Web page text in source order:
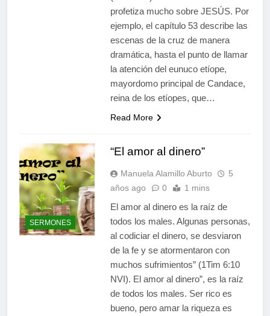
profetiza mucho sobre JESÚS. Por
ejemplo, el capítulo 53 describe las
escenas de la cruz de manera
dramática, hasta el punto de llamar
la atención del eunuco etíope,
mayordomo principal de Candace,
reina de los etíopes, que…
Read More
SERMONES
“El amor al dinero”
Manuela Alamillo Aburto
5
años ago
0 1 mins
El amor al dinero es la raíz de
todos los males. Algunas personas,
al codiciar el dinero, se desviaron
de la fe y se atormentaron con
muchos sufrimientos” (1Tim 6:10
NVI). El amor al dinero”, es la raíz
de todos los males. Ser rico es
bueno, pero amar la riqueza es